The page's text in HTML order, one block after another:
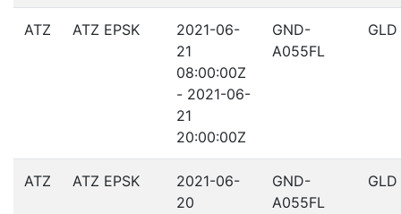
ATZ ATZ EPSK
2021-06-
21
08:00:00Z
- 2021-06-
21
20:00:00Z
GND-
A055FL
GLD
ATZ ATZ EPSK
2021-06-
20
GND-
A055FL
GLD